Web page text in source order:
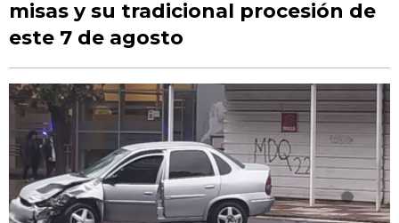
misas y su tradicional procesión de
este 7 de agosto